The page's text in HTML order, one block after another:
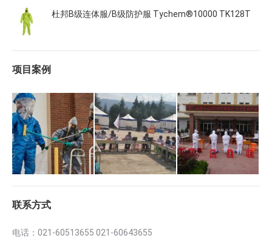
杜邦B级连体服/B级防护服 Tychem®10000 TK128T
项目案例
联系方式
电话：021-60513655 021-60643655